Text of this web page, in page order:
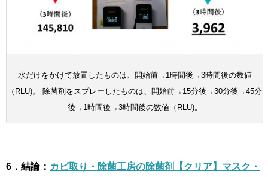
水だけをかけて放置したものは、開始前→1時間後→3時間後の数値
（RLU)。 除菌剤をスプレーしたものは、開始前→15分後→30分後→45分
後→1時間後→3時間後の数値（RLU)。
6．結論： カビ取り・除菌工房の除菌剤【クリア】マスク・